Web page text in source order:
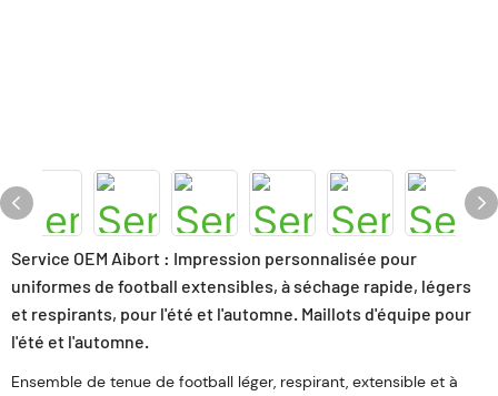
Service OEM Aibort : Impression personnalisée pour
uniformes de football extensibles, à séchage rapide, légers
et respirants, pour l'été et l'automne. Maillots d'équipe pour
l'été et l'automne.
Ensemble de tenue de football léger, respirant, extensible et à